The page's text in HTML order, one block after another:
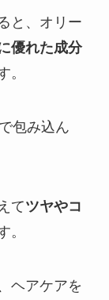
と、オリー
優れた成分
。
包み込ん
てツヤやコ
。
ヘアケアを